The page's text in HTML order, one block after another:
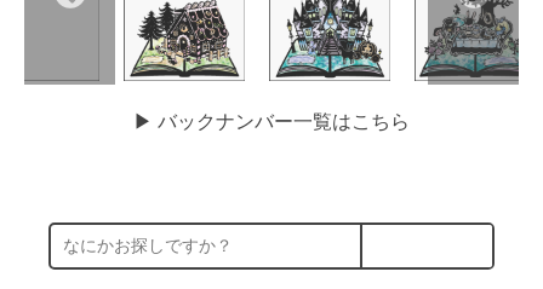
▶︎ バックナンバー一覧はこちら